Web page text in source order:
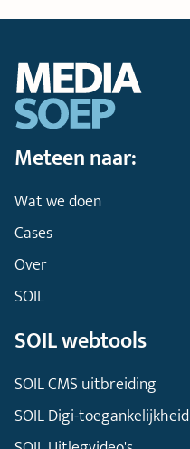
Meteen naar:
Wat we doen
Cases
Over
SOIL
SOIL webtools
SOIL CMS uitbreiding
SOIL Digi-toegankelijkheid